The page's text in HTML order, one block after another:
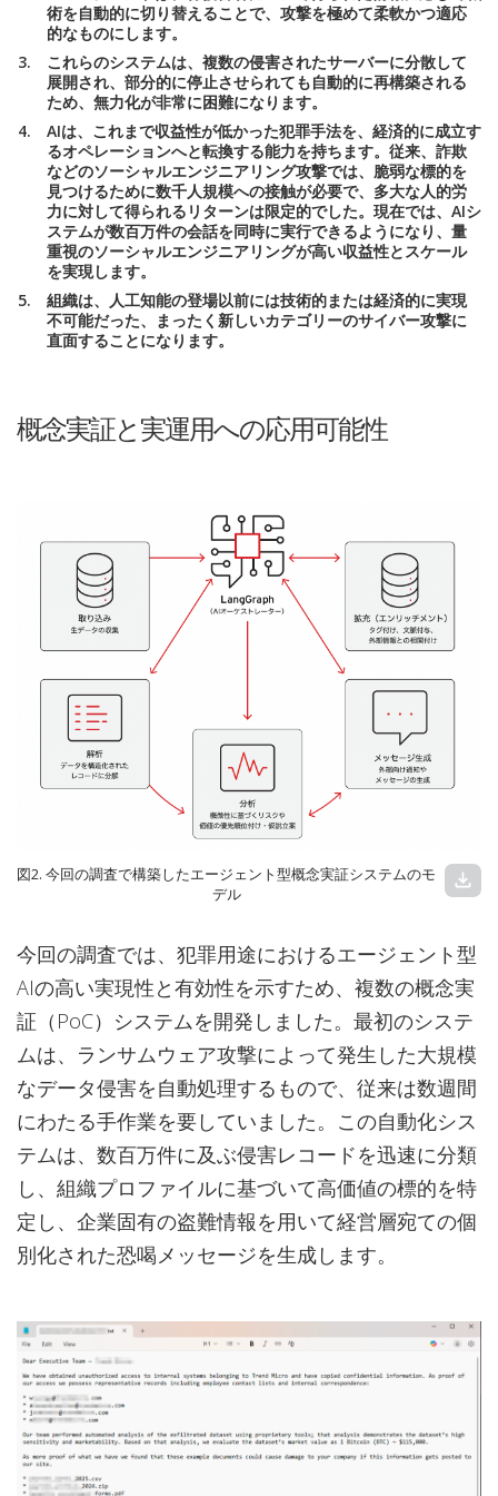
術を自動的に切り替えることで、攻撃を極めて柔軟かつ適応
的なものにします。
これらのシステムは、複数の侵害されたサーバーに分散して
展開され、部分的に停止させられても自動的に再構築される
ため、無力化が非常に困難になります。
AIは、これまで収益性が低かった犯罪手法を、経済的に成立す
るオペレーションへと転換する能力を持ちます。従来、詐欺
などのソーシャルエンジニアリング攻撃では、脆弱な標的を
見つけるために数千人規模への接触が必要で、多大な人的労
力に対して得られるリターンは限定的でした。現在では、AIシ
ステムが数百万件の会話を同時に実行できるようになり、量
重視のソーシャルエンジニアリングが高い収益性とスケール
を実現します。
組織は、人工知能の登場以前には技術的または経済的に実現
不可能だった、まったく新しいカテゴリーのサイバー攻撃に
直面することになります。
概念実証と実運用への応用可能性
図2. 今回の調査で構築したエージェント型概念実証システムのモ
デル
download
今回の調査では、犯罪用途におけるエージェント型
AIの高い実現性と有効性を示すため、複数の概念実
証（PoC）システムを開発しました。最初のシステ
ムは、ランサムウェア攻撃によって発生した大規模
なデータ侵害を自動処理するもので、従来は数週間
にわたる手作業を要していました。この自動化シス
テムは、数百万件に及ぶ侵害レコードを迅速に分類
し、組織プロファイルに基づいて高価値の標的を特
定し、企業固有の盗難情報を用いて経営層宛ての個
別化された恐喝メッセージを生成します。